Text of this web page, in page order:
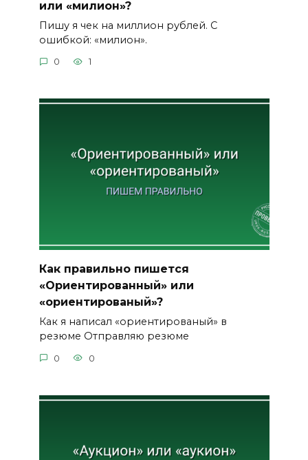
или «милион»?
Пишу я чек на миллион рублей. С
ошибкой: «милион».
0 1
Как правильно пишется
«Ориентированный» или
«ориентированый»?
Как я написал «ориентированый» в
резюме Отправляю резюме
0 0